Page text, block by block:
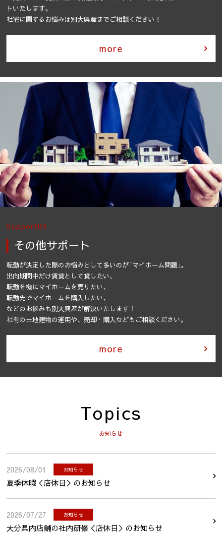
トいたします。
社宅に関するお悩みは別大興産までご相談ください！
more
Support03
その他サポート
転勤が決定した際のお悩みとして多いのが「マイホーム問題」。
出向期間中だけ賃貸として貸したい、
転勤を機にマイホームを売りたい、
転勤先でマイホームを購入したい、
などのお悩みも別大興産が解決いたします！
社有の土地建物の運用や、売却・購入などもご相談ください。
more
Topics
お知らせ
2026/08/01 お知らせ
夏季休暇＜店休日＞のお知らせ
2026/07/27 お知らせ
大分県内店舗の社内研修＜店休日＞のお知らせ